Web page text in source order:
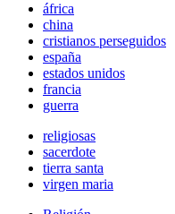
áfrica
china
cristianos perseguidos
españa
estados unidos
francia
guerra
religiosas
sacerdote
tierra santa
virgen maria